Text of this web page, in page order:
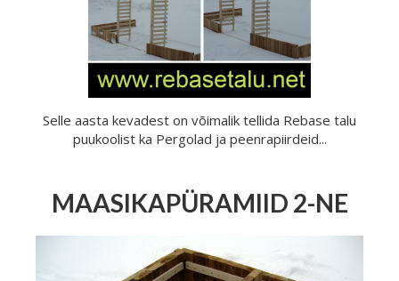
Selle aasta kevadest on võimalik tellida Rebase talu
puukoolist ka Pergolad ja peenrapiirdeid...
MAASIKAPÜRAMIID 2-NE